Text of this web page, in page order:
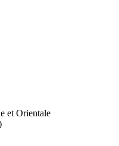
et Orientale